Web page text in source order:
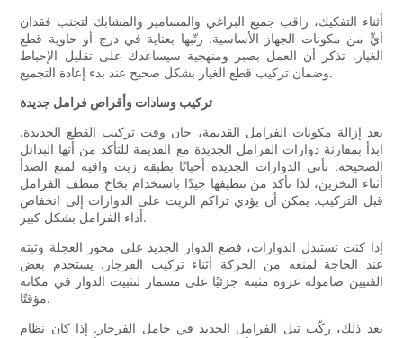
أثناء التفكيك، راقب جميع البراغي والمسامير والمشابك لتجنب فقدان
أيٍّ من مكونات الجهاز الأساسية. رتّبها بعناية في درج أو حاوية قطع
الغيار. تذكر أن العمل بصبر ومنهجية سيساعدك على تقليل الإحباط
وضمان تركيب قطع الغيار بشكل صحيح عند بدء إعادة التجميع.
تركيب وسادات وأقراص فرامل جديدة
بعد إزالة مكونات الفرامل القديمة، حان وقت تركيب القطع الجديدة.
ابدأ بمقارنة دوارات الفرامل الجديدة مع القديمة للتأكد من أنها البدائل
الصحيحة. تأتي الدوارات الجديدة أحيانًا بطبقة زيت واقية لمنع الصدأ
أثناء التخزين، لذا تأكد من تنظيفها جيدًا باستخدام بخاخ منظف الفرامل
قبل التركيب. يمكن أن يؤدي تراكم الزيت على الدوارات إلى انخفاض
أداء الفرامل بشكل كبير.
إذا كنت تستبدل الدوارات، فضع الدوار الجديد على محور العجلة وثبته
عند الحاجة لمنعه من الحركة أثناء تركيب الفرجار. يستخدم بعض
الفنيين صامولة عروة مثبتة جزئيًا على مسمار لتثبيت الدوار في مكانه
مؤقتًا.
بعد ذلك، ركّب تيل الفرامل الجديد في حامل الفرجار. إذا كان نظام